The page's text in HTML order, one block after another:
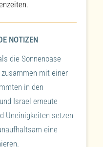
NOTIZEN
die Sonnenoase
mit einer
in den
Israel erneute
Uneinigkeiten setzen
eine